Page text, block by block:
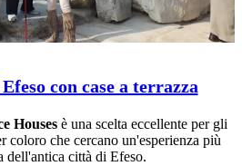
con case a terrazza
Houses è una scelta eccellente per gli
coloro che cercano un'esperienza più
dell'antica città di Efeso.